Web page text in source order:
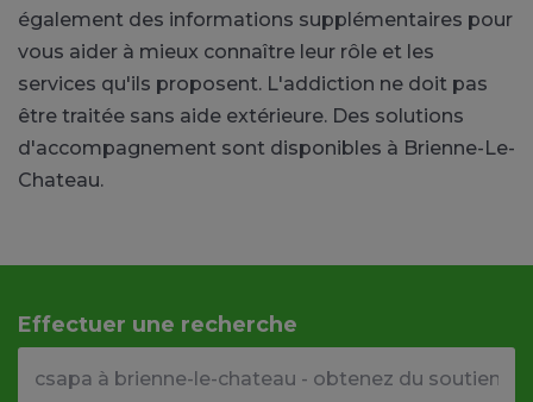
également des informations supplémentaires pour
vous aider à mieux connaître leur rôle et les
services qu'ils proposent. L'addiction ne doit pas
être traitée sans aide extérieure. Des solutions
d'accompagnement sont disponibles à Brienne-Le-
Chateau.
Effectuer une recherche